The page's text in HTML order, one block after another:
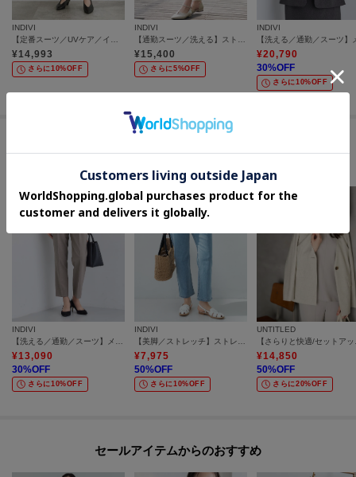
INDIVI
【定番スーツ／UVケア／イージーケア／洗える】ウール調ストレートスカート
¥14,993
さらに10%OFF
INDIVI
【通勤スーツ／洗える】ストレッチストレートスカート
¥15,400
さらに5%OFF
INDIVI
¥20,790
30%OFF
さらに10%OFF
INDIVI
¥13,090
30%OFF
さらに10%OFF
INDIVI
¥7,975
50%OFF
さらに10%OFF
UNTITLED
¥14,850
50%OFF
さらに20%OFF
セールアイテムからのおすすめ